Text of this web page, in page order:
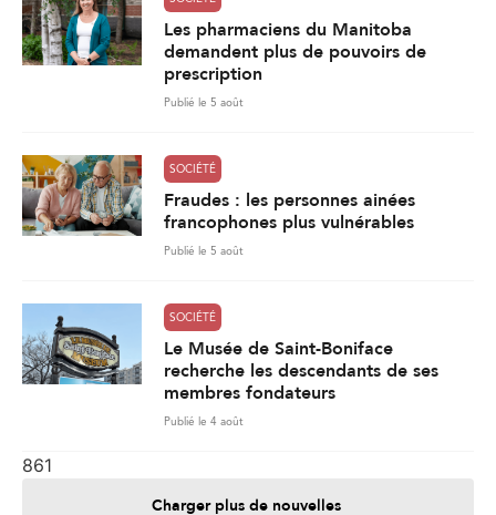
Les pharmaciens du Manitoba
demandent plus de pouvoirs de
prescription
Publié le 5 août
SOCIÉTÉ
Fraudes : les personnes ainées
francophones plus vulnérables
Publié le 5 août
SOCIÉTÉ
Le Musée de Saint-Boniface
recherche les descendants de ses
membres fondateurs
Publié le 4 août
861
Charger plus de nouvelles